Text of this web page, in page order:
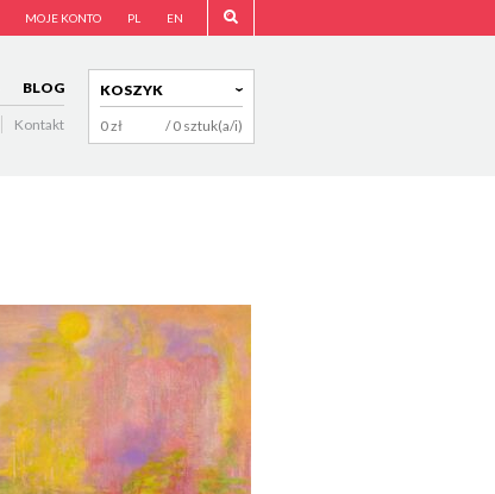
MOJE KONTO PL EN
BLOG
Kontakt
KOSZYK
0zł / 0 sztuk(a/i)